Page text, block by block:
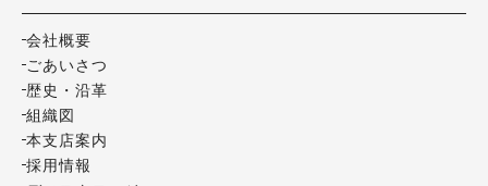
会社概要
ごあいさつ
歴史・沿革
組織図
本支店案内
採用情報